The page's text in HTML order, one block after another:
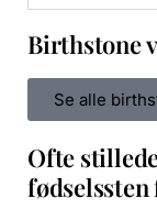
Birthstone
Se alle
Ofte